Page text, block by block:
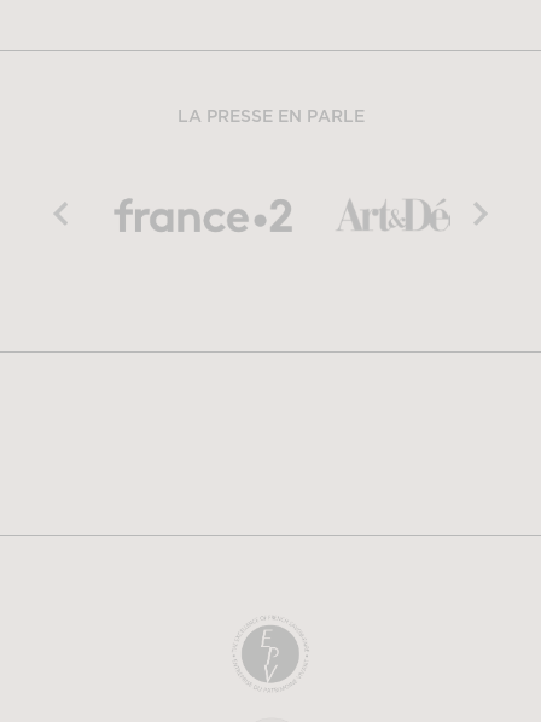
LA PRESSE EN PARLE